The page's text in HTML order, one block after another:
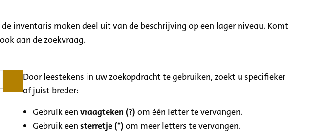
inventaris maken deel uit van de beschrijving op een lager niveau. Komt
aan de zoekvraag.
Door leestekens in uw zoekopdracht te gebruiken, zoekt u specifieker
of juist breder:
Gebruik eenvraagteken (?) om één letter te vervangen.
Gebruik eensterretje (*) om meer letters te vervangen.